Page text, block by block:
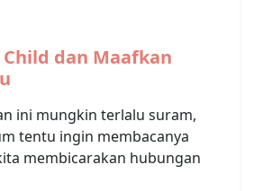
dan Maafkan
ini mungkin terlalu suram,
tentu ingin membacanya
membicarakan hubungan